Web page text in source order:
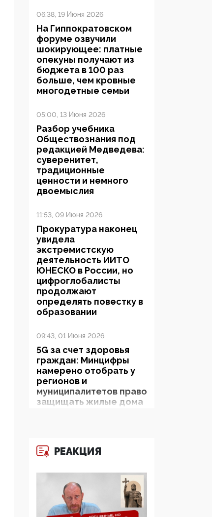
06:38, 19 Июня 2026
На Гиппократовском
форуме озвучили
шокирующее: платные
опекуны получают из
бюджета в 100 раз
больше, чем кровные
многодетные семьи
05:00, 13 Июня 2026
Разбор учебника
Обществознания под
редакцией Медведева:
суверенитет,
традиционные
ценности и немного
двоемыслия
11:53, 09 Июня 2026
Прокуратура наконец
увидела
экстремистскую
деятельность ИИТО
ЮНЕСКО в России, но
цифроглобалисты
продолжают
определять повестку в
образовании
09:43, 01 Июня 2026
5G за счет здоровья
граждан: Минцифры
намерено отобрать у
регионов и
муниципалитетов право
защищать жилые дома
05:58, 26 Мая 2026
Роскомнадзор
освободили от борца с
деструктивным и
опасным контентом
РЕАКЦИЯ